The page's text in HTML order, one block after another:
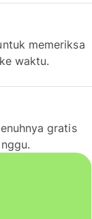
memeriksa
waktu.
gratis